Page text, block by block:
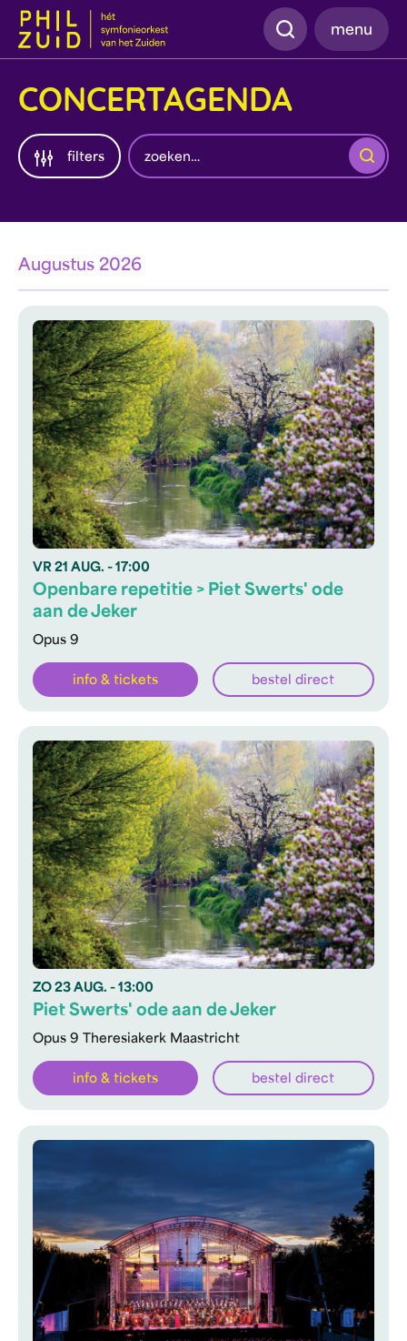
Zoeken
menu
CONCERTAGENDA
filters
Zoeken
Augustus 2026
VR 21 AUG. - 17:00
Opus 9
Openbare repetitie > Piet Swerts' ode
aan de Jeker
info & tickets bestel direct
ZO 23 AUG. - 13:00
Opus 9 Theresiakerk Maastricht
Piet Swerts' ode aan de Jeker
info & tickets bestel direct